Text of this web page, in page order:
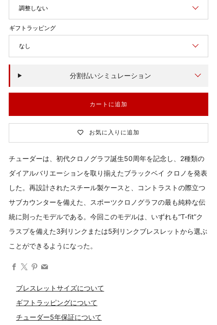
調整しない
なし
分割払いシミュレーション
カートに追加
お気に入りに追加
チューダーは、初代クロノグラフ誕生50周年を記念し、2種類の
ダイアルバリエーションを取り揃えたブラックベイ クロノを発表
した。再設計されたスチール製ケースと、コントラストの際立つ
サブカウンターを備えた、スポーツクロノグラフの最も純粋な伝
統に則ったモデルである。今回このモデルは、いずれも“T-fit”ク
ラスプを備えた3列リンクまたは5列リンクブレスレットから選ぶ
ことができるようになった。
ブレスレットサイズについて
ギフトラッピングについて
チューダー5年保証について